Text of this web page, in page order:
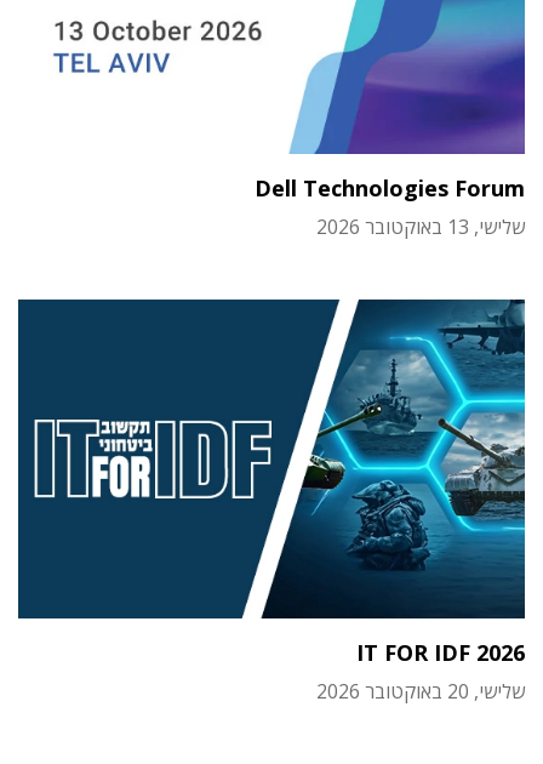
Dell Technologies Forum
שלישי, 13 באוקטובר 2026
IT FOR IDF 2026
שלישי, 20 באוקטובר 2026